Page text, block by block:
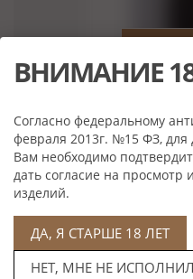
Электронный
на 150 сигар
Нет в
ВНИМАНИЕ
Согласно федеральному
февраля 2013г. №15 ФЗ, для
Вам необходимо
дать согласие на
изделий.
ДА, Я СТАРШЕ 18 ЛЕТ
НЕТ, МНЕ НЕ